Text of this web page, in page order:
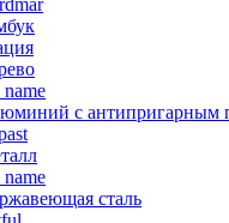
с антипригарным
сталь